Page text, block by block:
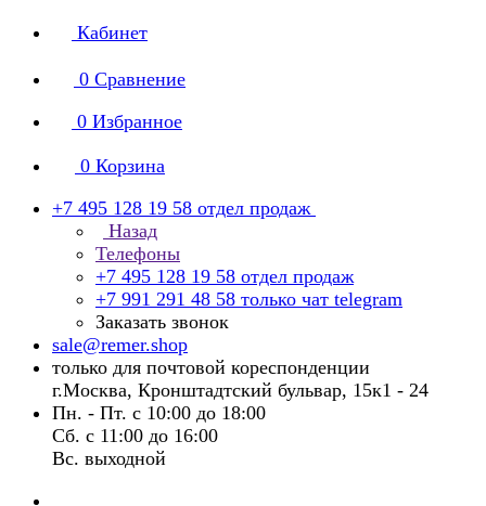
Кабинет
0 Сравнение
0 Избранное
0 Корзина
+7 495 128 19 58 отдел продаж
Назад
Телефоны
+7 495 128 19 58 отдел продаж
+7 991 291 48 58 только чат telegram
Заказать звонок
sale@remer.shop
только для почтовой кореспонденции
г.Москва, Кронштадтский бульвар, 15к1 - 24
Пн. - Пт. с 10:00 до 18:00
Сб. с 11:00 до 16:00
Вс. выходной